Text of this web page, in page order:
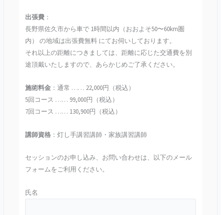
出張費：
長野県佐久市から車で 1時間以内（おおよそ50〜60km圏
内） の地域は出張費無料 にてお伺いしております。
それ以上の距離につきましては、距離に応じた交通費を別
途頂戴いたしますので、あらかじめご了承ください。
施術料金：通常 …… 22,000円（税込）
5回コース …… 99,000円（税込）
7回コース …… 130,900円（税込）
講師資格：灯し手講習講師・家族講習講師
セッションのお申し込み、お問い合わせは、以下のメール
フォームをご利用ください。
氏名